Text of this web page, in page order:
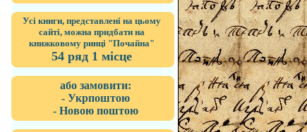
Усі книги, представлені на цьому
сайті, можна придбати на
книжковому ринці "Почайна"
54 ряд 1 місце
або замовити:
- Укрпоштою
- Новою поштою